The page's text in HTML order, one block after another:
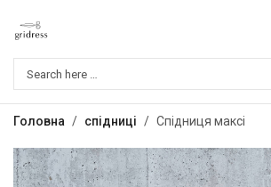
Головна / спідниці / Спідниця максі